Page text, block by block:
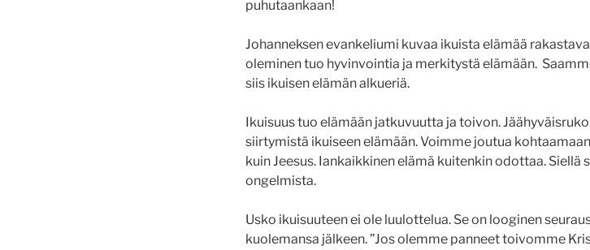
puhutaankaan!
Johanneksen evankeliumi kuvaa ikuista elämää
oleminen tuo hyvinvointia ja merkitystä elämään.
siis ikuisen elämän alkueriä.
Ikuisuus tuo elämään jatkuvuutta ja toivon.
siirtymistä ikuiseen elämään. Voimme joutua
kuin Jeesus. Iankaikkinen elämä kuitenkin odottaa.
ongelmista.
Usko ikuisuuteen ei ole luulottelua. Se on looginen
kuolemansa jälkeen. ”Jos olemme panneet toivomme